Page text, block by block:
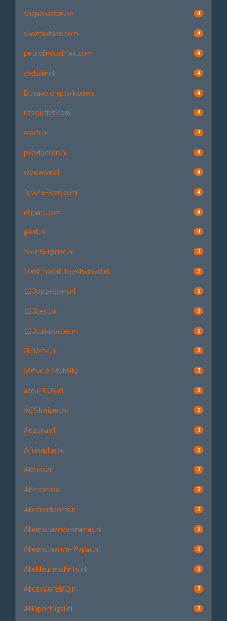
shapenation.be 4
skotfashion.com 4
petrolindustries.com 4
cbdolie.nl 4
Bitvavo crypto kopen 4
nzaoutlet.com 4
ovvis.nl 4
pvcvloeren.nl 4
woewoe.nl 4
future-icon.com 4
nl.gant.com 4
gant.nl 4
YourSurprise.nl 3
1001-nacht-feestwinkel.nl 3
123opzeggen.nl 3
123test.nl 3
123tuinposter.nl 3
2Lhome.nl 3
50five e-Mobility 3
accuPLUS.nl 3
ACSIreizen.nl 3
Adzuna.nl 3
Afrikaplus.nl 3
Alensa.nl 3
Ali Express 3
Allecondooms.nl 3
Alleenstaande-mamas.nl 3
Alleenstaande-Papas.nl 3
Allekleurenshirts.nl 3
AllesvoorBBQ.nl 3
Allinportugal.nl 3